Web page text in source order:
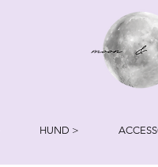
HUND >